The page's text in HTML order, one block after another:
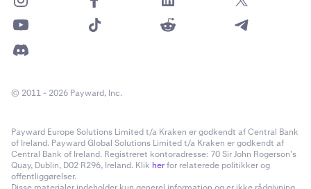
© 2011 - 2026 Payward, Inc.
Payward Europe Solutions Limited t/a Kraken er godkendt af Central Bank
of Ireland. Payward Global Solutions Limited t/a Kraken er godkendt af
Central Bank of Ireland. Registreret kontoradresse: 70 Sir John Rogerson’s
Quay, Dublin, D02 R296, Ireland. Klik herfor relaterede politikker og
offentliggørelser.